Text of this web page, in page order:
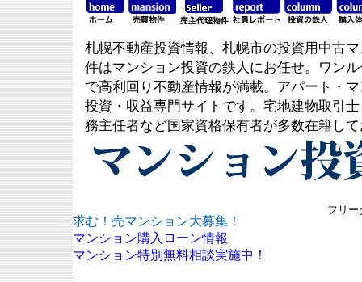
札幌不動産投資情報、札幌市の投資用中古
件はマンション投資の鉄人にお任せ。ワン
で高利回り不動産情報が満載。アパート・
投資・収益専門サイトです。宅地建物取引
務主任者など国家資格保有者が多数在籍し
求む！売マンション大募集！
マンション購入ローン情報
マンション特別無料相談実施中！
フリー